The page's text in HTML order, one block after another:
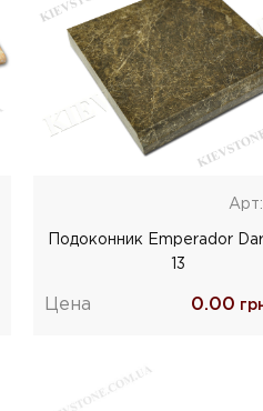
Арт:
Подоконник Emperador
13
Цена 0.00